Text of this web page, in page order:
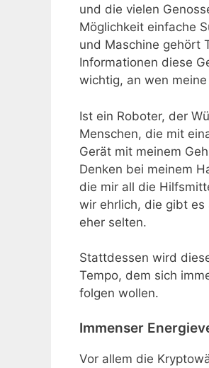
und die vielen
Möglichkeit einfache
und Maschine gehört
Informationen diese
wichtig, an wen
Ist ein Roboter, der
Menschen, die mit
Gerät mit meinem
Denken bei meinem
die mir all die
wir ehrlich, die gibt es
eher selten.
Stattdessen wird
Tempo, dem sich
folgen wollen.
Immenser
Vor allem die